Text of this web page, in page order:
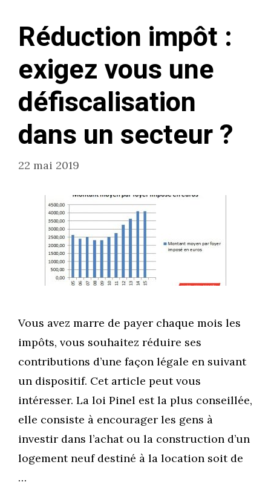
Réduction impôt :
exigez vous une
défiscalisation
dans un secteur ?
22 mai 2019
Vous avez marre de payer chaque mois les
impôts, vous souhaitez réduire ses
contributions d’une façon légale en suivant
un dispositif. Cet article peut vous
intéresser. La loi Pinel est la plus conseillée,
elle consiste à encourager les gens à
investir dans l’achat ou la construction d’un
logement neuf destiné à la location soit de
…